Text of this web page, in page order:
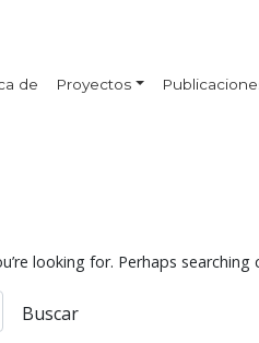
de Proyectos
looking for. Perhaps searching